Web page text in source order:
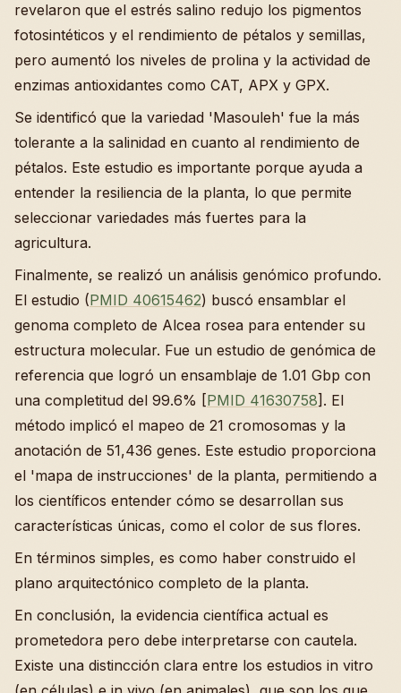
revelaron que el estrés salino redujo los pigmentos
fotosintéticos y el rendimiento de pétalos y semillas,
pero aumentó los niveles de prolina y la actividad de
enzimas antioxidantes como CAT, APX y GPX.
Se identificó que la variedad 'Masouleh' fue la más
tolerante a la salinidad en cuanto al rendimiento de
pétalos. Este estudio es importante porque ayuda a
entender la resiliencia de la planta, lo que permite
seleccionar variedades más fuertes para la
agricultura.
Finalmente, se realizó un análisis genómico profundo.
El estudio (PMID 40615462) buscó ensamblar el
genoma completo de Alcea rosea para entender su
estructura molecular. Fue un estudio de genómica de
referencia que logró un ensamblaje de 1.01 Gbp con
una completitud del 99.6% [PMID 41630758]. El
método implicó el mapeo de 21 cromosomas y la
anotación de 51,436 genes. Este estudio proporciona
el 'mapa de instrucciones' de la planta, permitiendo a
los científicos entender cómo se desarrollan sus
características únicas, como el color de sus flores.
En términos simples, es como haber construido el
plano arquitectónico completo de la planta.
En conclusión, la evidencia científica actual es
prometedora pero debe interpretarse con cautela.
Existe una distincción clara entre los estudios in vitro